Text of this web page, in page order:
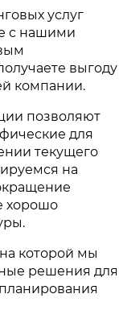
услуг
с нашими
выгоду
компании.
позволяют
для
текущего
на
хорошо
которой мы
решения для